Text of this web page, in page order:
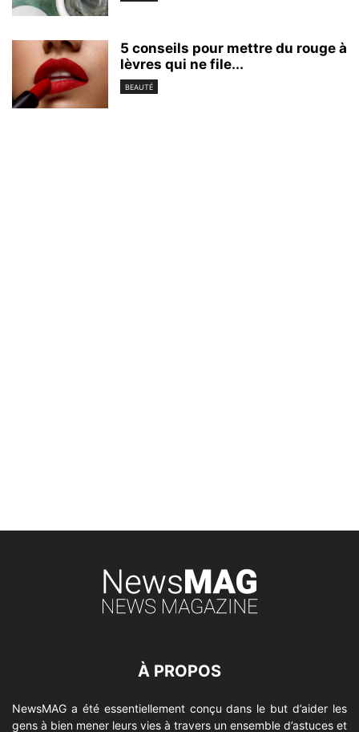
5 conseils pour mettre du rouge à
lèvres qui ne file...
BEAUTÉ
À PROPOS
NewsMAG a été essentiellement conçu dans le but d’aider les
gens à bien mener leurs vies à travers un ensemble d’astuces et